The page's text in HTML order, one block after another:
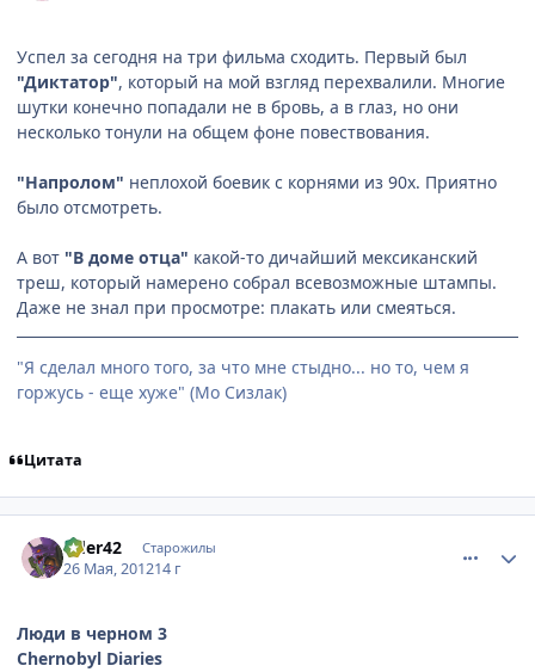
Успел за сегодня на три фильма сходить. Первый был
"Диктатор", который на мой взгляд перехвалили. Многие
шутки конечно попадали не в бровь, а в глаз, но они
несколько тонули на общем фоне повествования.
"Напролом" неплохой боевик с корнями из 90х. Приятно
было отсмотреть.
А вот "В доме отца" какой-то дичайший мексиканский
треш, который намерено собрал всевозможные штампы.
Даже не знал при просмотре: плакать или смеяться.
"Я сделал много того, за что мне стыдно... но то, чем я
горжусь - еще хуже" (Мо Сизлак)
Цитата
rider42 Старожилы
26 Мая, 201214 г
Люди в черном 3
Chernobyl Diaries